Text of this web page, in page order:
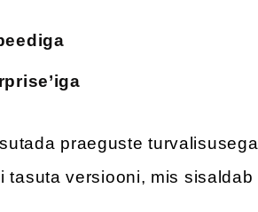
praeguste turvalisusega
tasuta versiooni, mis sisaldab